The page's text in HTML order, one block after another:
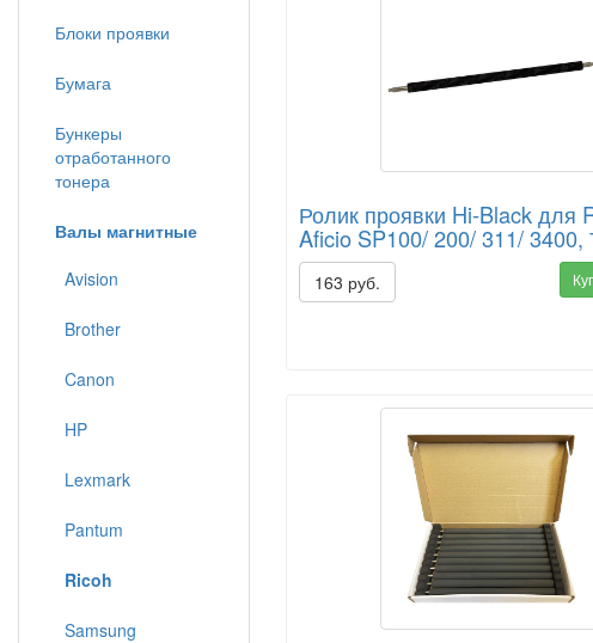
Ролик проявки Hi-Black для
Aficio SP100/ 200/ 311/ 3400,
163 руб.
Блоки проявки
Бумага
Бункеры
отработанного
тонера
Валы магнитные
Avision
Brother
Canon
HP
Lexmark
Pantum
Ricoh
Samsung